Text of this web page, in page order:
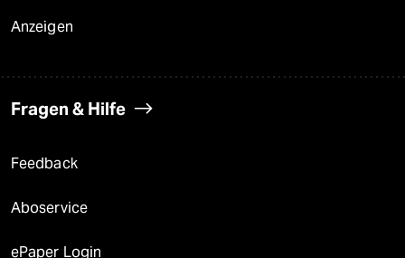
Anzeigen
Fragen & Hilfe
Feedback
Aboservice
ePaper Login